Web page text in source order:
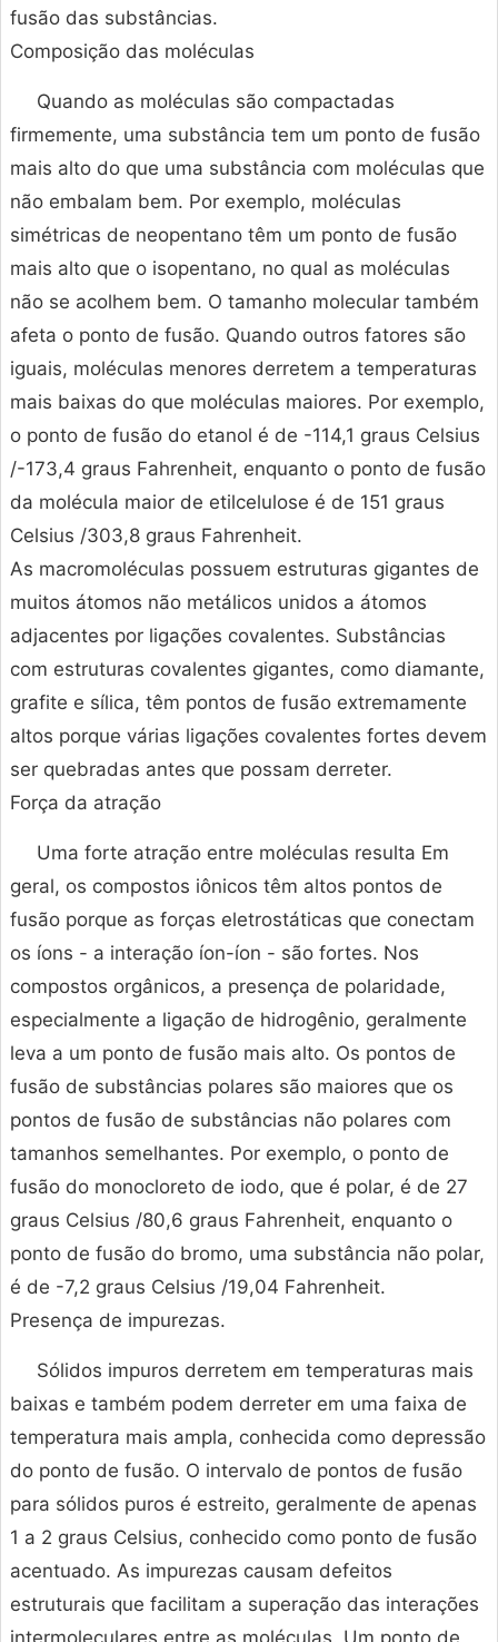
fusão das substâncias.
Composição das moléculas
Quando as moléculas são compactadas
firmemente, uma substância tem um ponto de fusão
mais alto do que uma substância com moléculas que
não embalam bem. Por exemplo, moléculas
simétricas de neopentano têm um ponto de fusão
mais alto que o isopentano, no qual as moléculas
não se acolhem bem. O tamanho molecular também
afeta o ponto de fusão. Quando outros fatores são
iguais, moléculas menores derretem a temperaturas
mais baixas do que moléculas maiores. Por exemplo,
o ponto de fusão do etanol é de -114,1 graus Celsius
/-173,4 graus Fahrenheit, enquanto o ponto de fusão
da molécula maior de etilcelulose é de 151 graus
Celsius /303,8 graus Fahrenheit.
As macromoléculas possuem estruturas gigantes de
muitos átomos não metálicos unidos a átomos
adjacentes por ligações covalentes. Substâncias
com estruturas covalentes gigantes, como diamante,
grafite e sílica, têm pontos de fusão extremamente
altos porque várias ligações covalentes fortes devem
ser quebradas antes que possam derreter.
Força da atração
Uma forte atração entre moléculas resulta Em
geral, os compostos iônicos têm altos pontos de
fusão porque as forças eletrostáticas que conectam
os íons - a interação íon-íon - são fortes. Nos
compostos orgânicos, a presença de polaridade,
especialmente a ligação de hidrogênio, geralmente
leva a um ponto de fusão mais alto. Os pontos de
fusão de substâncias polares são maiores que os
pontos de fusão de substâncias não polares com
tamanhos semelhantes. Por exemplo, o ponto de
fusão do monocloreto de iodo, que é polar, é de 27
graus Celsius /80,6 graus Fahrenheit, enquanto o
ponto de fusão do bromo, uma substância não polar,
é de -7,2 graus Celsius /19,04 Fahrenheit.
Presença de impurezas.
Sólidos impuros derretem em temperaturas mais
baixas e também podem derreter em uma faixa de
temperatura mais ampla, conhecida como depressão
do ponto de fusão. O intervalo de pontos de fusão
para sólidos puros é estreito, geralmente de apenas
1 a 2 graus Celsius, conhecido como ponto de fusão
acentuado. As impurezas causam defeitos
estruturais que facilitam a superação das interações